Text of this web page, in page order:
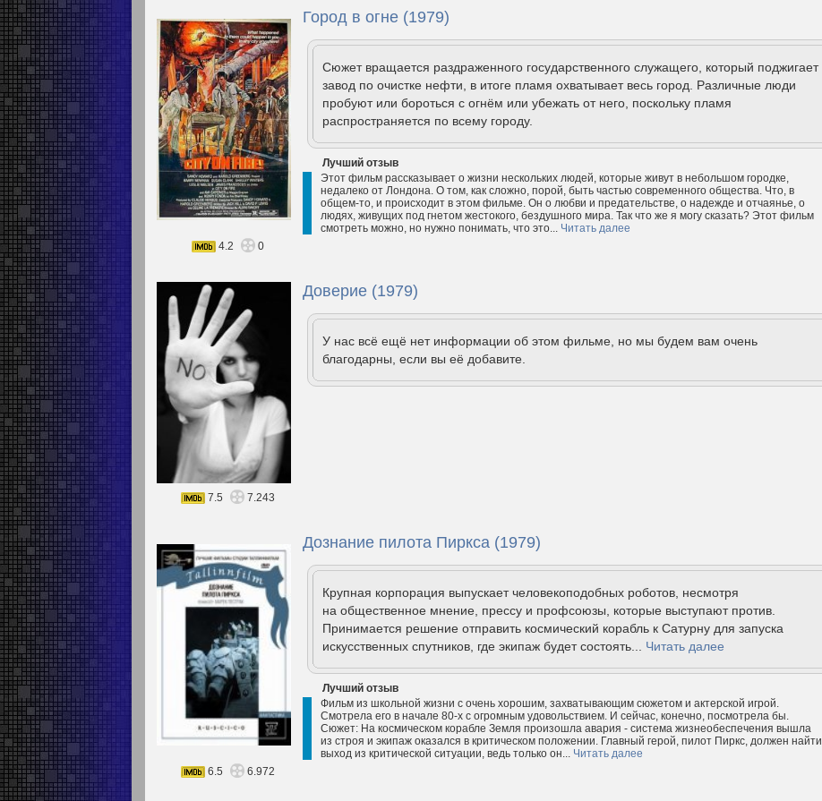
Город в огне (1979)
Сюжет вращается раздраженного государственного служащего, который поджигает
завод по очистке нефти, в итоге пламя охватывает весь город. Различные люди
пробуют или бороться с огнём или убежать от него, поскольку пламя
распространяется по всему городу.
Лучший отзыв
Этот фильм рассказывает о жизни нескольких людей, которые живут в небольшом городке,
недалеко от Лондона. О том, как сложно, порой, быть частью современного общества. Что, в
общем-то, и происходит в этом фильме. Он о любви и предательстве, о надежде и отчаянье, о
людях, живущих под гнетом жестокого, бездушного мира. Так что же я могу сказать? Этот фильм
смотреть можно, но нужно понимать, что это... Читать далее
4.2
0
Доверие (1979)
У нас всё ещё нет информации об этом фильме, но мы будем вам очень
благодарны, если вы её добавите.
7.5 7.243
Дознание пилота Пиркса (1979)
Крупная корпорация выпускает человекоподобных роботов, несмотря
на общественное мнение, прессу и профсоюзы, которые выступают против.
Принимается решение отправить космический корабль к Сатурну для запуска
искусственных спутников, где экипаж будет состоять... Читать далее
Лучший отзыв
Фильм из школьной жизни с очень хорошим, захватывающим сюжетом и актерской игрой.
Смотрела его в начале 80-х с огромным удовольствием. И сейчас, конечно, посмотрела бы.
Сюжет: На космическом корабле Земля произошла авария - система жизнеобеспечения вышла
из строя и экипаж оказался в критическом положении. Главный герой, пилот Пиркс, должен найти
выход из критической ситуации, ведь только он... Читать далее
6.5
6.972